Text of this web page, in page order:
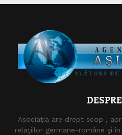
Asociaţia are drept scop ,
relaţiilor germane-române şi